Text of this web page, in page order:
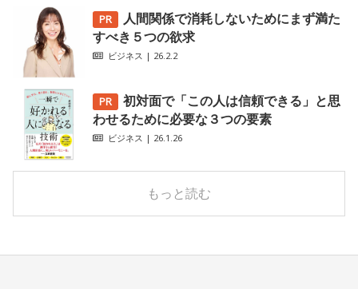
人間関係で消耗しないためにまず満た
すべき５つの欲求
ビジネス | 26.2.2
初対面で「この人は信頼できる」と思
わせるために必要な３つの要素
ビジネス | 26.1.26
もっと読む